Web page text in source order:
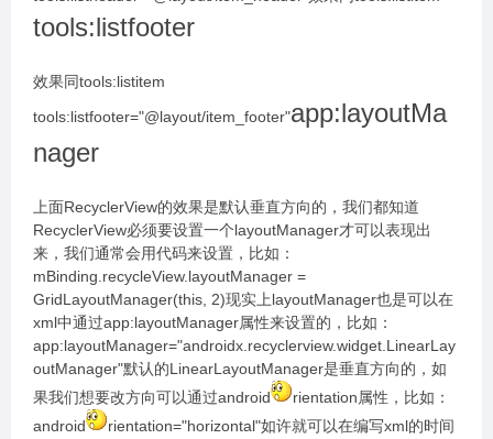
tools:listfooter
效果同tools:listitem
tools:listfooter="@layout/item_footer"app:layoutMa
nager
上面RecyclerView的效果是默认垂直方向的，我们都知道
RecyclerView必须要设置一个layoutManager才可以表现出
来，我们通常会用代码来设置，比如：
mBinding.recycleView.layoutManager =
GridLayoutManager(this, 2)现实上layoutManager也是可以在
xml中通过app:layoutManager属性来设置的，比如：
app:layoutManager="androidx.recyclerview.widget.LinearLay
outManager"默认的LinearLayoutManager是垂直方向的，如
果我们想要改方向可以通过android
rientation属性，比如：
android
rientation="horizontal"如许就可以在编写xml的时间